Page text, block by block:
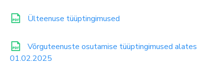
Ülteenuse tüüptingimused
Võrguteenuste osutamise tüüptingimused alates
01.02.2025